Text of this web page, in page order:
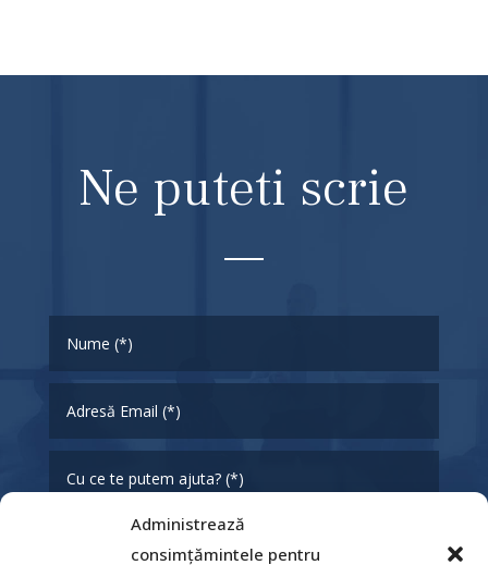
Administrează
consimțămintele pentru
Ne puteti scrie